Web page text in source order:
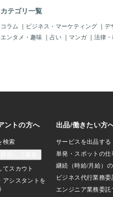
じゃけど、他の時計の裏蓋（うらぶた）
も開けられるのかしらん？」って、ず～
っと思っていたぞよ。はい。みなさんも
そうじゃろうと思うの。「え？そんなも
ん思ったこともないの？」え～っボクの
専門家しか見れない？」というのもアル
のではないかしらん？ねぇ？どうよ？そ
んなことないですか？ホイ。まさか「内
部がサビサビのズルズル？」なんていう
のは高級時計に関してはナイ？
カテゴリ一覧
コラム ｜ ビジネス・マーケティング ｜ デ
エンタメ・趣味 ｜ 占い ｜ マンガ ｜ 法律